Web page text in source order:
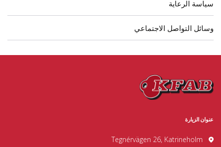
سياسة الرعاية
وسائل التواصل الاجتماعي
عنوان الزيارة
Tegnérvägen 26, Katrineholm